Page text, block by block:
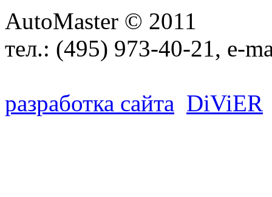
AutoMaster © 2011
тел.: (495) 973-40-21, e-
разработка сайта DiViER